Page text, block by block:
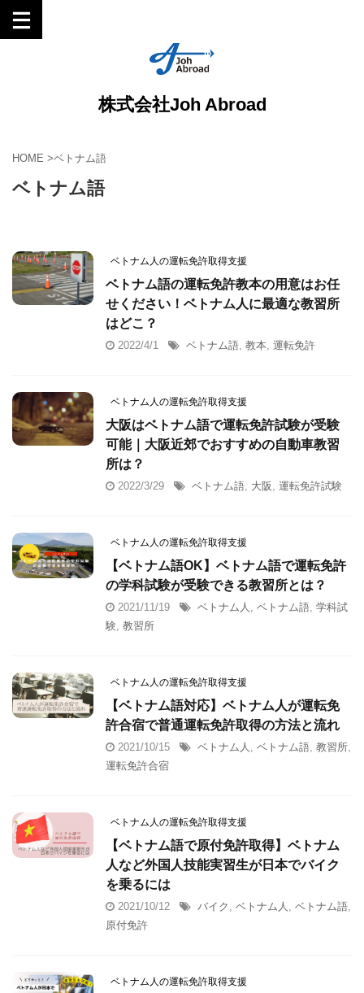
株式会社Joh Abroad
HOME >ベトナム語
ベトナム語
ベトナム人の運転免許取得支援
ベトナム語の運転免許教本の用意はお任
せください！ベトナム人に最適な教習所
はどこ？
2022/4/1 ベトナム語 教本 運転免許
ベトナム人の運転免許取得支援
大阪はベトナム語で運転免許試験が受験
可能｜大阪近郊でおすすめの自動車教習
所は？
2022/3/29 ベトナム語 大阪 運転免許試験
ベトナム人の運転免許取得支援
【ベトナム語OK】ベトナム語で運転免許
の学科試験が受験できる教習所とは？
2021/11/19 ベトナム人 ベトナム語 学科試
験 教習所
ベトナム人の運転免許取得支援
【ベトナム語対応】ベトナム人が運転免
許合宿で普通運転免許取得の方法と流れ
2021/10/15 ベトナム人 ベトナム語 教習所
運転免許合宿
ベトナム人の運転免許取得支援
【ベトナム語で原付免許取得】ベトナム
人など外国人技能実習生が日本でバイク
を乗るには
2021/10/12 バイク ベトナム人 ベトナム語
原付免許
ベトナム人の運転免許取得支援